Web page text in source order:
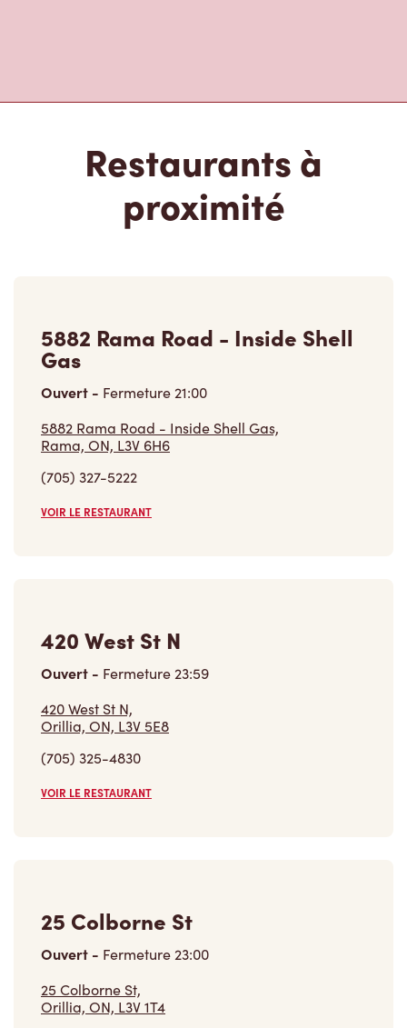
Restaurants à
proximité
5882 Rama Road - Inside Shell
Gas
Ouvert - Fermeture21:00
5882 Rama Road - Inside Shell Gas,
Rama, ON, L3V 6H6
(705) 327-5222
VOIR LE RESTAURANT
420 West St N
Ouvert - Fermeture23:59
420 West St N,
Orillia, ON, L3V 5E8
(705) 325-4830
VOIR LE RESTAURANT
25 Colborne St
Ouvert - Fermeture23:00
25 Colborne St,
Orillia, ON, L3V 1T4